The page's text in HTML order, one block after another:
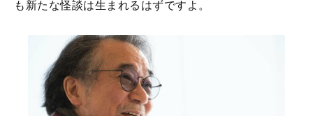
も新たな怪談は生まれるはずですよ。